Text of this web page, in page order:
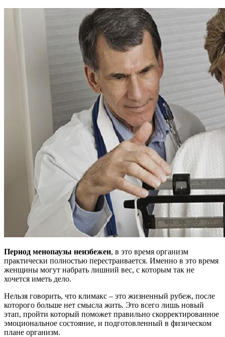
Период менопаузы неизбежен, в это время организм
практически полностью перестраивается. Именно в это время
женщины могут набрать лишний вес, с которым так не
хочется иметь дело.
Нельзя говорить, что климакс – это жизненный рубеж, после
которого больше нет смысла жить. Это всего лишь новый
этап, пройти который поможет правильно скорректированное
эмоциональное состояние, и подготовленный в физическом
плане организм.